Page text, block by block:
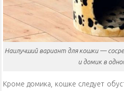
Наилучший вариант для кошки —
и домик в
Кроме домика, кошке следует